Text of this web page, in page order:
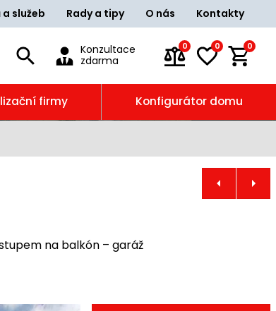
služeb Rady a tipy O nás Kontakty
Konzultace
zdarma
0 0 0
firmy Konfigurátor domu
na balkón – garáž